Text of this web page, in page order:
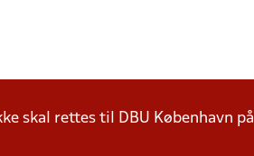
skal rettes til DBU København på